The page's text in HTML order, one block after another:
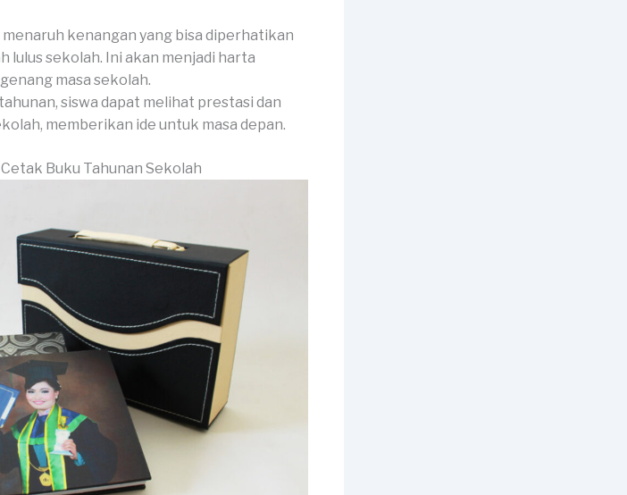
kenangan yang bisa diperhatikan
sekolah. Ini akan menjadi harta
masa sekolah.
siswa dapat melihat prestasi dan
memberikan ide untuk masa depan.
Buku Tahunan Sekolah